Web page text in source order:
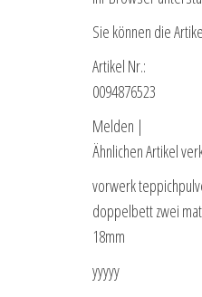
Sie können die
Artikel Nr.:
0094876523
Melden |
Ähnlichen Artikel
vorwerk
doppelbett zwei
18mm
yyyyy